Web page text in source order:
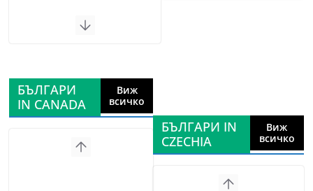
БЪЛГАРИ
IN CANADA
Виж
всичко
БЪЛГАРИ IN
CZECHIA
Виж
всичко